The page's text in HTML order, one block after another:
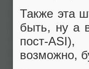
Также эта
быть, ну а
пост-
возможно,